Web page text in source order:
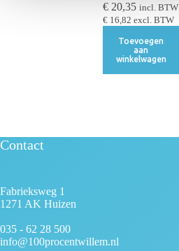
€20,35 incl. BTW
€16,82 excl. BTW
Toevoegen
aan
winkelwagen
Contact
Fabrieksweg 1
1271 AK Huizen
035 - 62 28 500
info@100procentwillem.nl